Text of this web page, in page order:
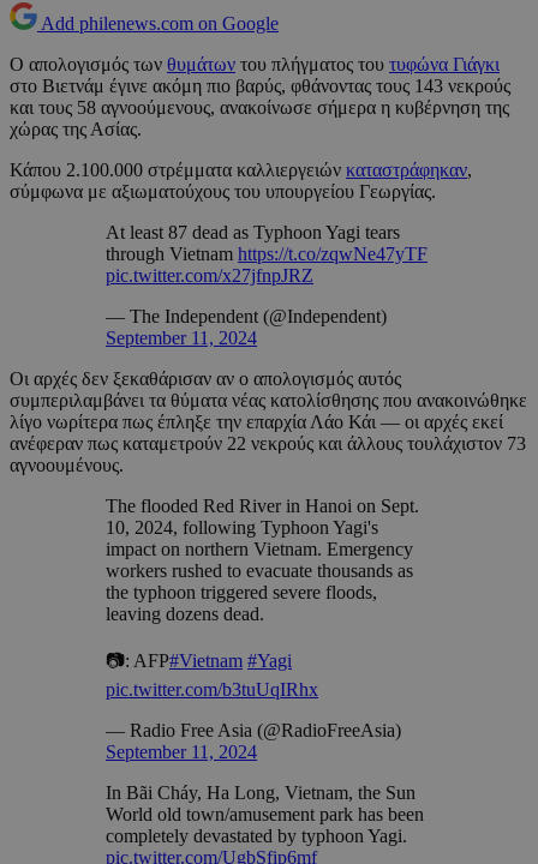
Add philenews.com on Google
Ο απολογισμός των θυμάτων του πλήγματος του τυφώνα Γιάγκι
στο Βιετνάμ έγινε ακόμη πιο βαρύς, φθάνοντας τους 143 νεκρούς
και τους 58 αγνοούμενους, ανακοίνωσε σήμερα η κυβέρνηση της
χώρας της Ασίας.
Κάπου 2.100.000 στρέμματα καλλιεργειών καταστράφηκαν,
σύμφωνα με αξιωματούχους του υπουργείου Γεωργίας.
At least 87 dead as Typhoon Yagi tears
through Vietnam https://t.co/zqwNe47yTF
pic.twitter.com/x27jfnpJRZ
— The Independent (@Independent)
September 11, 2024
Οι αρχές δεν ξεκαθάρισαν αν ο απολογισμός αυτός
συμπεριλαμβάνει τα θύματα νέας κατολίσθησης που ανακοινώθηκε
λίγο νωρίτερα πως έπληξε την επαρχία Λάο Κάι — οι αρχές εκεί
ανέφεραν πως καταμετρούν 22 νεκρούς και άλλους τουλάχιστον 73
αγνοουμένους.
The flooded Red River in Hanoi on Sept.
10, 2024, following Typhoon Yagi's
impact on northern Vietnam. Emergency
workers rushed to evacuate thousands as
the typhoon triggered severe floods,
leaving dozens dead.
📷: AFP#Vietnam #Yagi
pic.twitter.com/b3tuUqIRhx
— Radio Free Asia (@RadioFreeAsia)
September 11, 2024
In Bãi Cháy, Ha Long, Vietnam, the Sun
World old town/amusement park has been
completely devastated by typhoon Yagi.
pic.twitter.com/UgbSfip6mf